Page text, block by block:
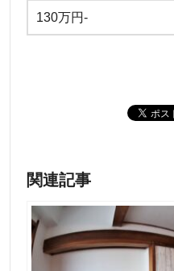
130万円-
関連記事